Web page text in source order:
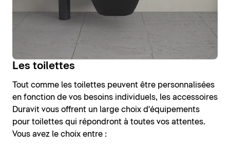
Les toilettes
Tout comme les toilettes peuvent être personnalisées
en fonction de vos besoins individuels, les accessoires
Duravit vous offrent un large choix d'équipements
pour toilettes qui répondront à toutes vos attentes.
Vous avez le choix entre :